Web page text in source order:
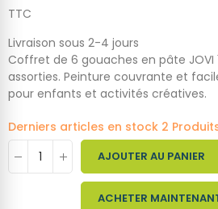
TTC
Livraison sous 2-4 jours
Coffret de 6 gouaches en pâte JOVI
assorties. Peinture couvrante et
pour enfants et activités créatives.
Derniers articles en stock 2
AJOUTER AU PANIER
ACHETER